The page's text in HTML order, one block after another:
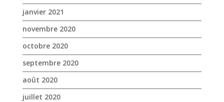
janvier 2021
novembre 2020
octobre 2020
septembre 2020
août 2020
juillet 2020